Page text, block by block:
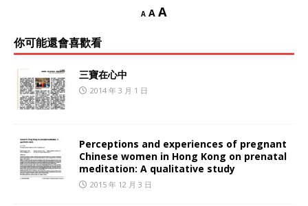
A A A
你可能還會喜歡看
三寶在心中
2014 年 3 月 1 日
Perceptions and experiences of pregnant
Chinese women in Hong Kong on prenatal
meditation: A qualitative study
2015 年 12 月 3 日